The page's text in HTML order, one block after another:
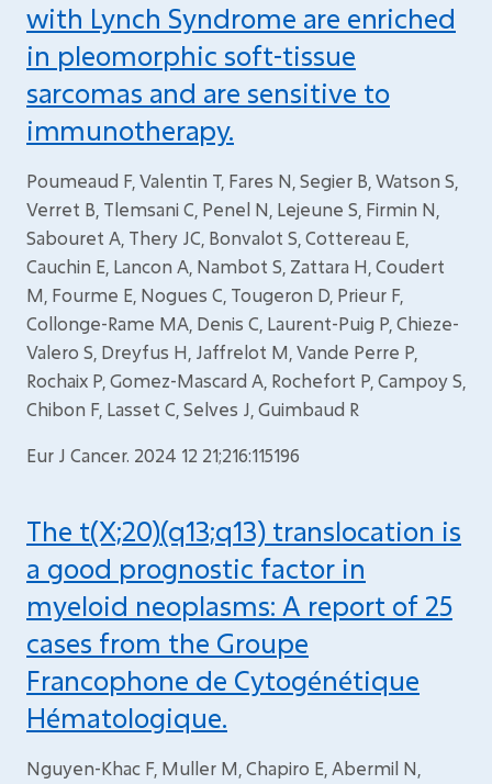
with Lynch Syndrome are enriched
in pleomorphic soft-tissue
sarcomas and are sensitive to
immunotherapy.
Poumeaud F, Valentin T, Fares N, Segier B, Watson S,
Verret B, Tlemsani C, Penel N, Lejeune S, Firmin N,
Sabouret A, Thery JC, Bonvalot S, Cottereau E,
Cauchin E, Lancon A, Nambot S, Zattara H, Coudert
M, Fourme E, Nogues C, Tougeron D, Prieur F,
Collonge-Rame MA, Denis C, Laurent-Puig P, Chieze-
Valero S, Dreyfus H, Jaffrelot M, Vande Perre P,
Rochaix P, Gomez-Mascard A, Rochefort P, Campoy S,
Chibon F, Lasset C, Selves J, Guimbaud R
Eur J Cancer. 2024 12 21;216:115196
The t(X;20)(q13;q13) translocation is
a good prognostic factor in
myeloid neoplasms: A report of 25
cases from the Groupe
Francophone de Cytogénétique
Hématologique.
Nguyen-Khac F, Muller M, Chapiro E, Abermil N,